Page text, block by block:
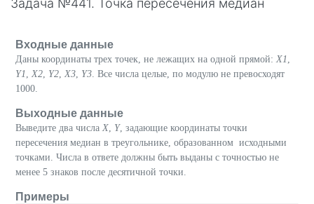
Задача №441. Точка пересечения медиан
Входные данные
Даны координаты трех точек, не лежащих на одной прямой:X1,
Y1,X2, Y2,X3, Y3. Все числа целые, по модулю не превосходят
1000.
Выходные данные
Выведите два числаX, Y, задающие координаты точки
пересечения медиан в треугольнике, образованном исходными
точками. Числа в ответе должны быть выданы с точностью не
менее 5 знаков после десятичной точки.
Примеры